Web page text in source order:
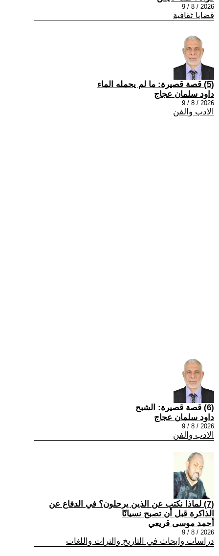
2026 / 8 / 9
قضايا ثقافية
(5) قصة قصيرة: ما لم يحمله الماء
داود سلمان عجاج
2026 / 8 / 9
الادب والفن
(6) قصة قصيرة: الشبح
داود سلمان عجاج
2026 / 8 / 9
الادب والفن
(7) لماذا نكتب عن الذين يرحلون؟ في الدفاع عن
الذاكرة قبل أن تصبح نسيانًا
أحمد موسى قريعي
2026 / 8 / 9
دراسات وابحاث في التاريخ والتراث واللغات